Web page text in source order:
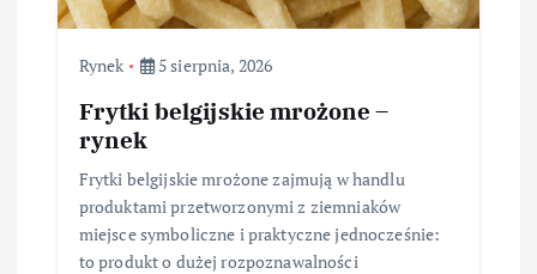
Rynek 5 sierpnia, 2026
Frytki belgijskie mrożone –
rynek
Frytki belgijskie mrożone zajmują w handlu
produktami przetworzonymi z ziemniaków
miejsce symboliczne i praktyczne jednocześnie:
to produkt o dużej rozpoznawalności